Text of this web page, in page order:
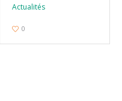
Actualités
0